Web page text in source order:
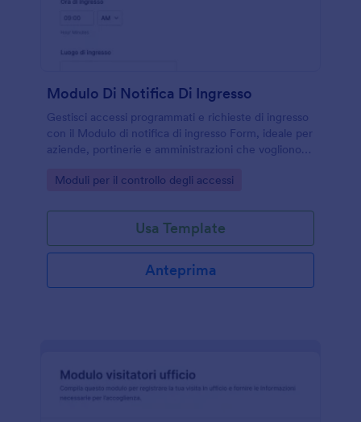
Modulo Di Notifica Di Ingresso
Gestisci accessi programmati e richieste di ingresso
con il Modulo di notifica di ingresso Form, ideale per
aziende, portinerie e amministrazioni che vogliono
risposta.
Go to Category:
Moduli per il controllo degli accessi
Usa Template
Anteprima